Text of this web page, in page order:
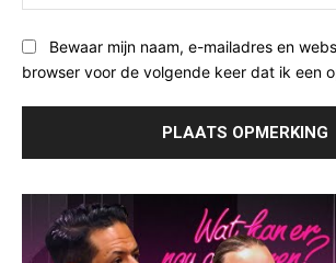
Bewaar mijn naam, e-mailadres en
browser voor de volgende keer dat ik een